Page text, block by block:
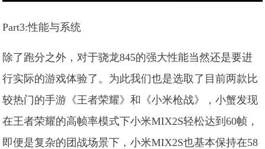
Part3:性能与系统
除了跑分之外，对于骁龙845的强大性能当然还是要进
行实际的游戏体验了。为此我们也是选取了目前两款比
较热门的手游《王者荣耀》和《小米枪战》，小蟹发现
在王者荣耀的高帧率模式下小米MIX2S轻松达到60帧，
即便是复杂的团战场景下，小米MIX2S也基本保持在58